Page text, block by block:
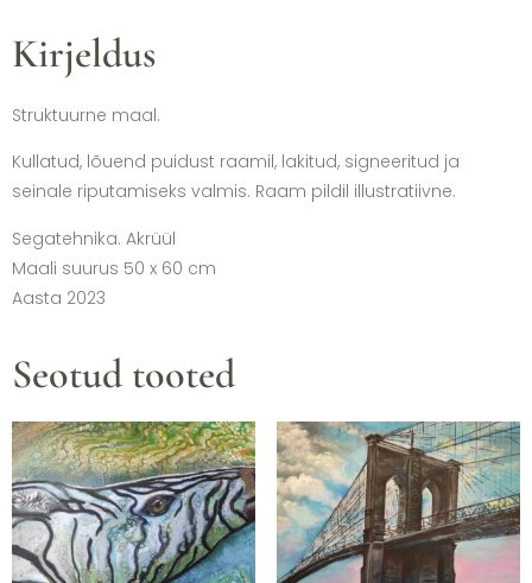
Kirjeldus
Struktuurne maal.
Kullatud, lõuend puidust raamil, lakitud, signeeritud ja
seinale riputamiseks valmis. Raam pildil illustratiivne.
Segatehnika. Akrüül
Maali suurus 50 x 60 cm
Aasta 2023
Seotud tooted